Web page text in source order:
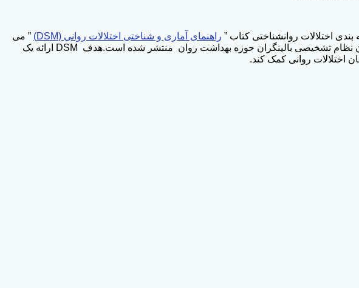
اختلالات روانشناختی کتاب ” راهنمای آماری و شناختی اختلالات روانی (DSM)
” می
باشد. آخرین نسخه از این راهنما DSM-5 است که در مه ۲۰۱۳ از سوی انجمن روان‌پزشکان آمریکا برای یکدست کردن نظام تشخیصی بالینگران حوزه بهداشت روان منتشر شده است.هدف DSM ارائه یک
اختلالات روانی کمک کند.